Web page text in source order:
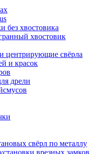
без хвостовика
хвостовик
центрирующие свёрла
и красок
дрели
свёрл по металлу
врезных замков